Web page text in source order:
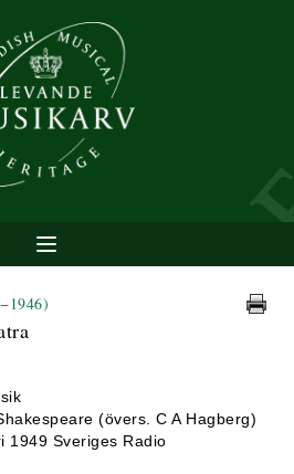
(övers. C A Hagberg)
1949 Sveriges Radio